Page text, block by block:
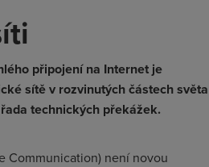
připojení na Internet je
sítě v rozvinutých částech světa
technických překážek.
Communication) není novou